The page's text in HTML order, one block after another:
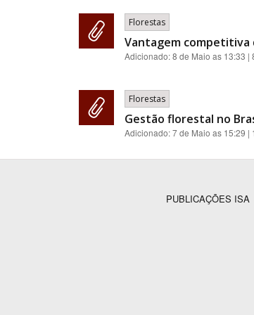
Florestas
Vantagem competitiva
Adicionado:8 de Maio as 13:33 |
Florestas
Gestão florestal no
Adicionado:7 de Maio as 15:29 |
PUBLICAÇÕES ISA